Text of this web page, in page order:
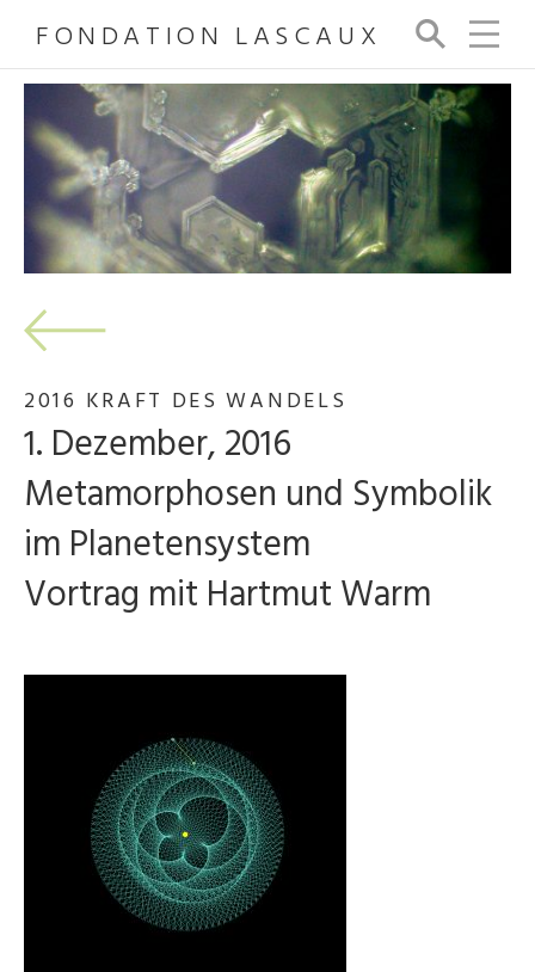
FONDATION LASCAUX
Su
ch
e
2016 KRAFT DES WANDELS
1. Dezember, 2016
Metamorphosen und Symbolik
im Planetensystem
Vortrag mit Hartmut Warm